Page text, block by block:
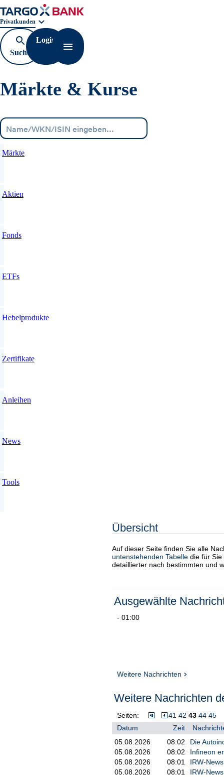
Geschäftsbereichnavigation. Aktuelle Auswahl:
Privatkunden
Suche
öffnen
Login
Navigation öffnen
Märkte & Kurse
Märkte
Aktien
Fonds
ETFs
Hebelprodukte
Zertifikate
Anleihen
News
Tools
Übersicht
Auf dieser Seite finden Sie alle
untenstehenden Tabelle die für
detaillierter nach bestimmten und
Ausgewählte
- 01:00
Weitere Nachrichten
Weitere Nachrichten
Seiten: 41 42 43 44 45
Datum
Zeit
05.08.2026
08:02
Die
05.08.2026
08:02
Infineon
05.08.2026
08:01
IRW-
05.08.2026
08:01
IRW-